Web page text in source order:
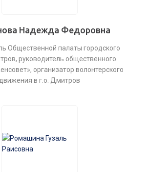
Надежда Федоровна
Общественной палаты городского
руководитель общественного
организатор волонтерского
движения в г.о. Дмитров